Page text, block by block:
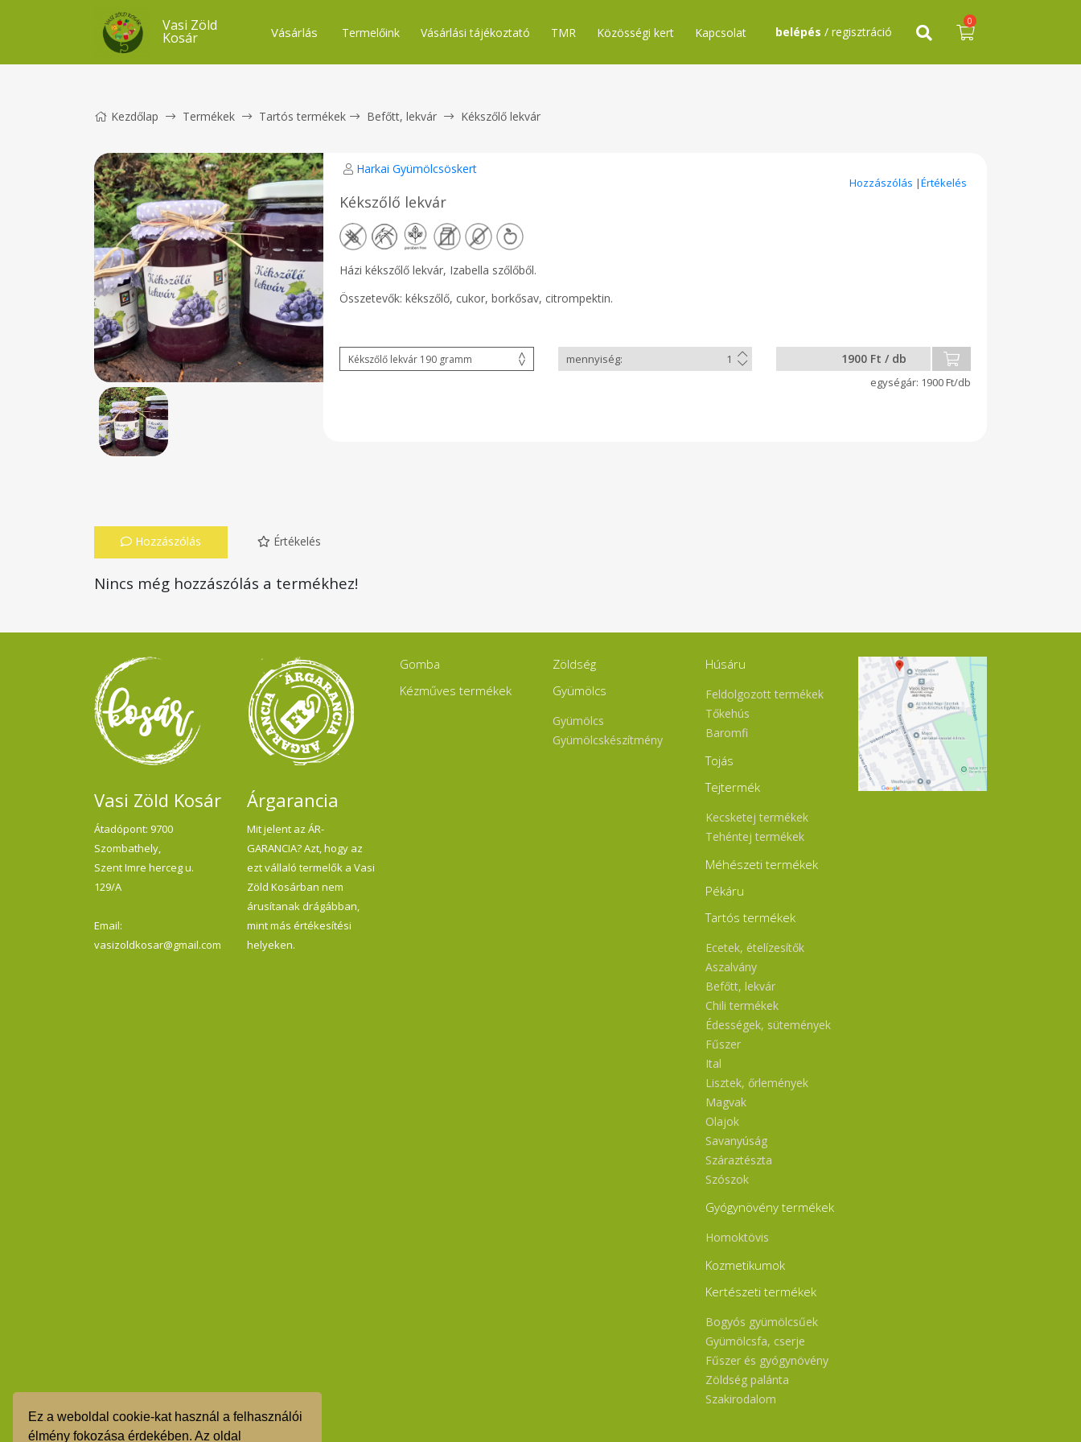
Ez a weboldal cookie-kat használ a felhasználói
élmény fokozása érdekében. Az oldal
Vasi Zöld
Kosár Vásárlás Termelőink Vásárlási tájékoztató TMR Közösségi kert Kapcsolat belépés / regisztráció
0
Kezdőlap Termékek Tartós termékek Befőtt, lekvár Kékszőlő lekvár
Harkai Gyümölcsöskert
Hozzászólás |Értékelés
Kékszőlő lekvár
Házi kékszőlő lekvár, Izabella szőlőből.
Összetevők: kékszőlő, cukor, borkősav, citrompektin.
1900 Ft / db
1900 Ft/db
Hozzászólás Értékelés
Nincs még hozzászólás a termékhez!
Vasi Zöld Kosár
Átadópont: 9700
Szombathely,
Szent Imre herceg u.
129/A
Email:
vasizoldkosar@gmail.com
Árgarancia
Mit jelent az ÁR-
GARANCIA? Azt, hogy az
ezt vállaló termelők a Vasi
Zöld Kosárban nem
árusítanak drágábban,
mint más értékesítési
helyeken.
Gomba
Kézműves termékek
Zöldség
Gyümölcs
Gyümölcs
Gyümölcskészítmény
Húsáru
Feldolgozott termékek
Tőkehús
Baromfi
Tojás
Tejtermék
Kecsketej termékek
Tehéntej termékek
Méhészeti termékek
Pékáru
Tartós termékek
Ecetek, ételízesítők
Aszalvány
Befőtt, lekvár
Chili termékek
Édességek, sütemények
Fűszer
Ital
Lisztek, őrlemények
Magvak
Olajok
Savanyúság
Száraztészta
Szószok
Gyógynövény termékek
Homoktövis
Kozmetikumok
Kertészeti termékek
Bogyós gyümölcsűek
Gyümölcsfa, cserje
Fűszer és gyógynövény
Zöldség palánta
Szakirodalom